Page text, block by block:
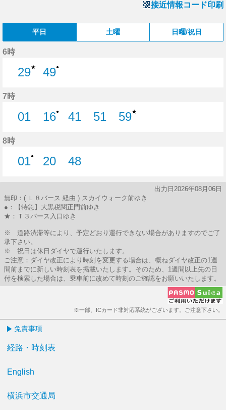
接近情報コード印刷
平日 土曜 日曜/祝日
6時
29★
49●
7時
01
16●
41
51
59★
8時
01●
20
48
出力日2026年08月06日
無印：( Ｌ８バース 経由 ) スカイウォーク前ゆき
●：【特急】大黒税関正門前ゆき
★：Ｔ３バース入口ゆき
※ 道路渋滞等により、予定どおり運行できない場合がありますのでご了
承下さい。
※ 祝日は休日ダイヤで運行いたします。
ご注意：ダイヤ改正により時刻を変更する場合は、概ねダイヤ改正の1週
間前までに新しい時刻表を掲載いたします。そのため、1週間以上先の日
付を検索した場合は、乗車前に改めて時刻のご確認をお願いいたします。
※一部、ICカード非対応系統がございます。ご注意下さい。
免責事項
経路・時刻表
English
横浜市交通局